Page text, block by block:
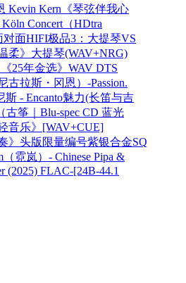
Kevin Kern《琴弦伴我心
Köln Concert（HDtra
面HIFI极品3：大提琴VS
柔》大提琴(WAV+NRG)
25年金选》WAV DTS
古拉斯・冈恩）-Passion.
- Encanto魅力(长笛与吉
古筝｜Blu-spec CD 蓝光
音乐》[WAV+CUE]
》头版限量编号紫银合金SQ
（霓岚）- Chinese Pipa &
(2025) FLAC-[24B-44.1